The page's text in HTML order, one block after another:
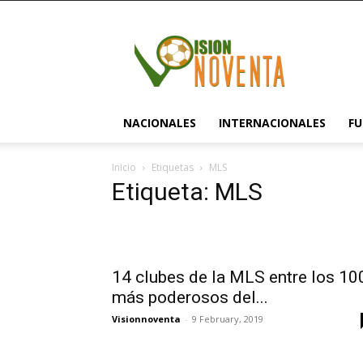
NACIONALES INTERNACIONALES
Inicio Etiquetas MLS
Etiqueta: MLS
14 clubes de la MLS entre los
más poderosos del...
Visionnoventa - 9 February, 2019